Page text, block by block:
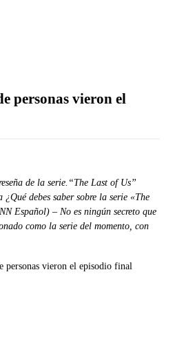
personas vieron el
de la serie.“The Last of Us”
debes saber sobre la serie «The
Español) – No es ningún secreto que
como la serie del momento, con